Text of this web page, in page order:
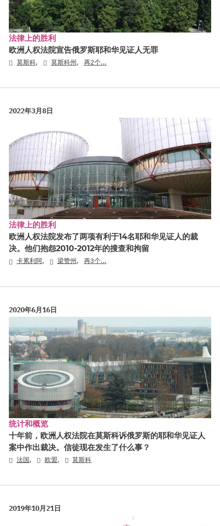
法律上的胜利
欧洲人权法院宣告俄罗斯耶和华见证人无罪
莫斯科, 莫斯科州, 再2个...
2022年3月8日
法律上的胜利
欧洲人权法院发布了两项有利于14名耶和华见证人的裁
决。他们抱怨2010-2012年的搜查和拘留
卡累利阿, 梁赞州, 再3个...
2020年6月16日
统计和概览
十年前，欧洲人权法院在莫斯科诉俄罗斯的耶和华见证人
案中作出裁决。信徒现在发生了什么事？
法国, 欧盟, 莫斯科
2019年10月21日